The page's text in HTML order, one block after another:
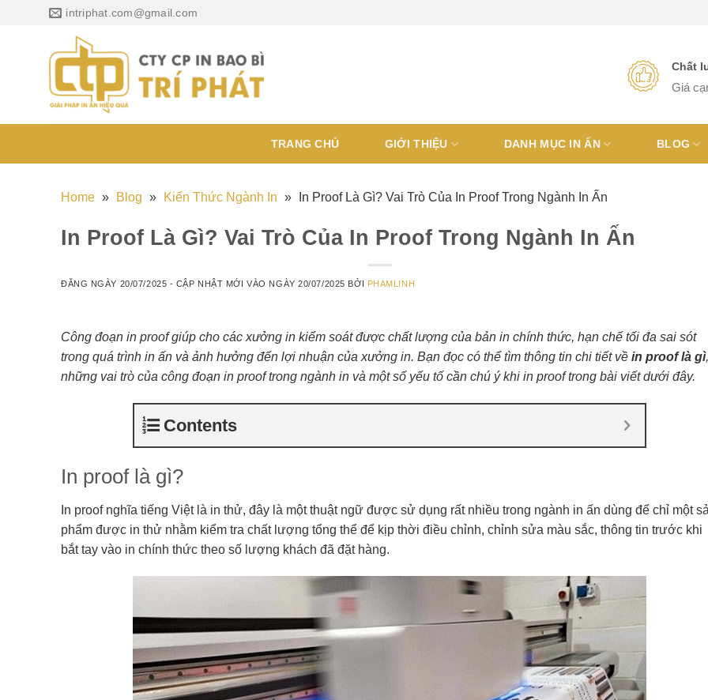
intriphat.com@gmail.com
Chất
Giá
TRANG CHỦ GIỚI THIỆU DANH MỤC IN ẤN BLOG
Home » Blog » Kiến Thức Ngành In » In Proof Là Gì? Vai Trò Của In Proof Trong Ngành In Ấn
In Proof Là Gì? Vai Trò Của In Proof Trong Ngành In Ấn
ĐĂNG NGÀY 20/07/2025 - CẬP NHẬT MỚI VÀO NGÀY20/07/2025 BỞI PHAMLINH
Công đoạn in proof giúp cho các xưởng in kiểm soát được chất lượng của bản in chính thức, hạn chế tối đa sai sót
trong quá trình in ấn và ảnh hưởng đến lợi nhuận của xưởng in. Bạn đọc có thể tìm thông tin chi tiết về in proof là gì,
những vai trò của công đoạn in proof trong ngành in và một số yếu tố cần chú ý khi in proof trong bài viết dưới đây.
Contents
In proof là gì?
In proof nghĩa tiếng Việt là in thử, đây là một thuật ngữ được sử dụng rất nhiều trong ngành in ấn dùng để chỉ một
phẩm được in thử nhằm kiểm tra chất lượng tổng thể để kịp thời điều chỉnh, chỉnh sửa màu sắc, thông tin trước khi
bắt tay vào in chính thức theo số lượng khách đã đặt hàng.